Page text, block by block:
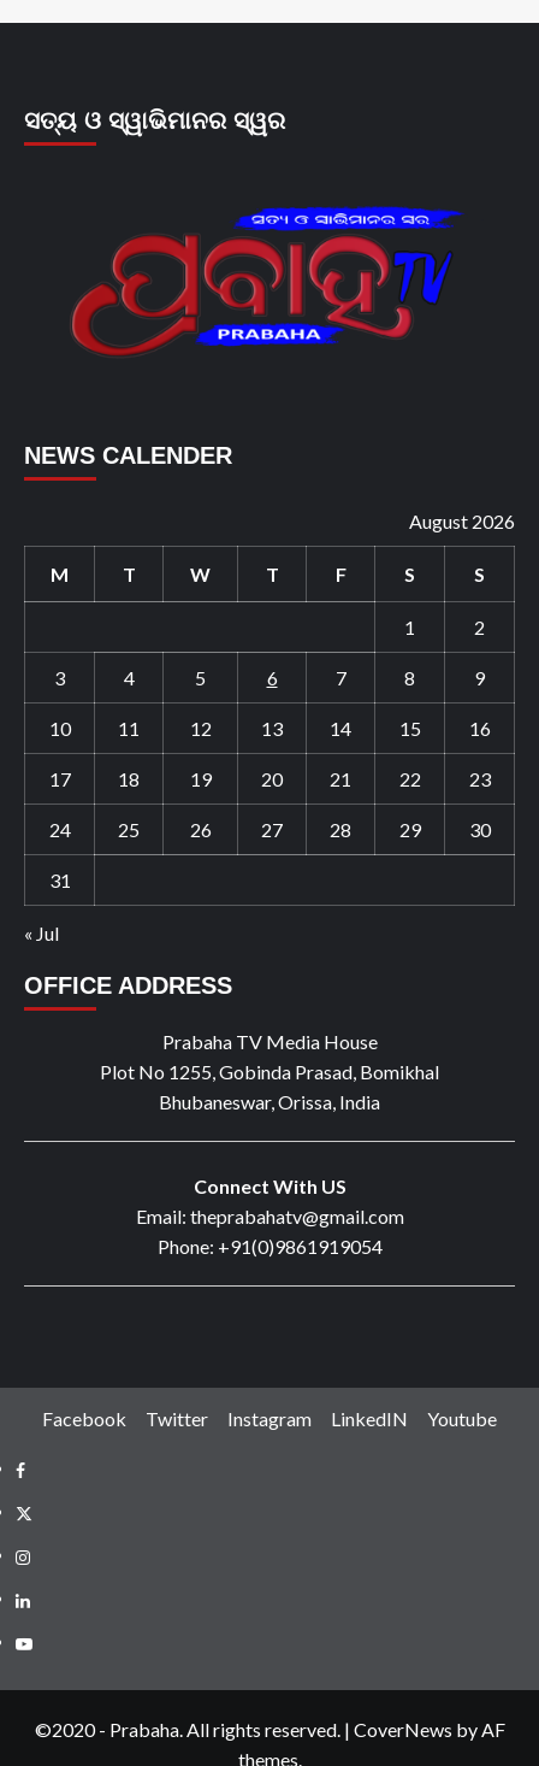
ସତ୍ୟ ଓ ସ୍ୱାଭିମାନର ସ୍ୱର
NEWS CALENDER
August 2026
M T W T F S S
1 2
3 4 5 6 7 8 9
10 11 12 13 14 15 16
17 18 19 20 21 22 23
24 25 26 27 28 29 30
31
« Jul
OFFICE ADDRESS
Prabaha TV Media House
Plot No 1255, Gobinda Prasad, Bomikhal
Bhubaneswar, Orissa, India
Connect With US
Email: theprabahatv@gmail.com
Phone: +91(0)9861919054
Facebook Twitter Instagram LinkedIN Youtube
Facebook
Twitter
Instagram
LinkedIN
Youtube
©2020 - Prabaha. All rights reserved. | CoverNews by AF
themes.